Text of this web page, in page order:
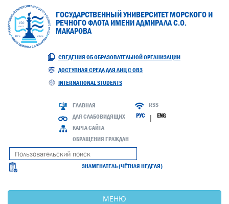
ГОСУДАРСТВЕННЫЙ УНИВЕРСИТЕТ МОРСКОГО И
РЕЧНОГО ФЛОТА ИМЕНИ АДМИРАЛА С.О.
МАКАРОВА
СВЕДЕНИЯ ОБ ОБРАЗОВАТЕЛЬНОЙ ОРГАНИЗАЦИИ
ДОСТУПНАЯ СРЕДА ДЛЯ ЛИЦ С ОВЗ
INTERNATIONAL STUDENTS
ГЛАВНАЯ
ДЛЯ СЛАБОВИДЯЩИХ
КАРТА САЙТА
ОБРАЩЕНИЯ ГРАЖДАН
RSS
РУС | ENG
ЗНАМЕНАТЕЛЬ (ЧЁТНАЯ НЕДЕЛЯ)
МЕНЮ